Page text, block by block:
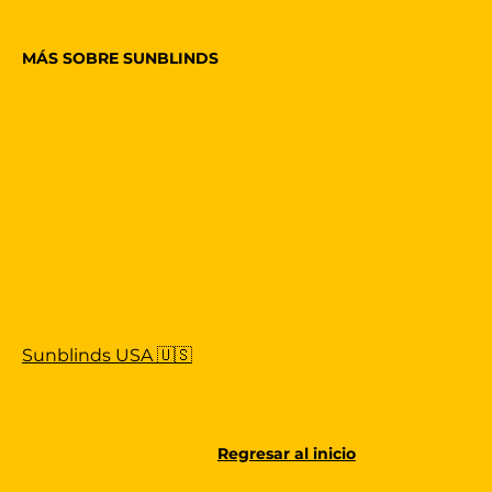
MÁS SOBRE SUNBLINDS
Sunblinds USA 🇺🇸
Regresar al inicio